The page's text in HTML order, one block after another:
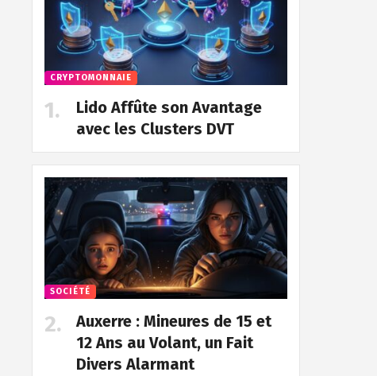
CRYPTOMONNAIE
Lido Affûte son Avantage
avec les Clusters DVT
SOCIÉTÉ
Auxerre : Mineures de 15 et
12 Ans au Volant, un Fait
Divers Alarmant